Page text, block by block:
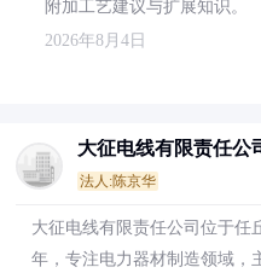
附加工艺建议与扩展知识。
2026年8月4日
大征电线有限责任公
法人:陈京华
大征电线有限责任公司位于任
年，专注电力器材制造领域，